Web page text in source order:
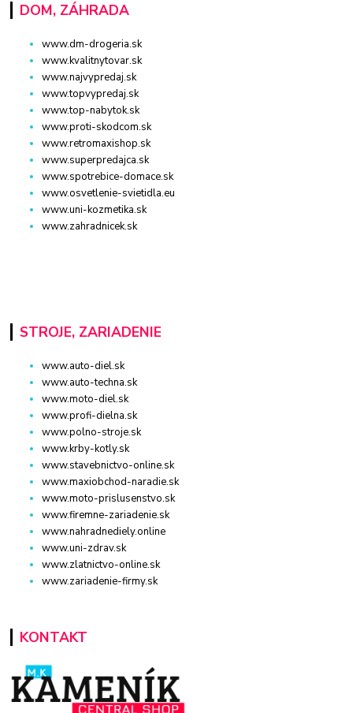
DOM, ZÁHRADA
www.dm-drogeria.sk
www.kvalitnytovar.sk
www.najvypredaj.sk
www.topvypredaj.sk
www.top-nabytok.sk
www.proti-skodcom.sk
www.retromaxishop.sk
www.superpredajca.sk
www.spotrebice-domace.sk
www.osvetlenie-svietidla.eu
www.uni-kozmetika.sk
www.zahradnicek.sk
STROJE, ZARIADENIE
www.auto-diel.sk
www.auto-techna.sk
www.moto-diel.sk
www.profi-dielna.sk
www.polno-stroje.sk
www.krby-kotly.sk
www.stavebnictvo-online.sk
www.maxiobchod-naradie.sk
www.moto-prislusenstvo.sk
www.firemne-zariadenie.sk
www.nahradnediely.online
www.uni-zdrav.sk
www.zlatnictvo-online.sk
www.zariadenie-firmy.sk
KONTAKT